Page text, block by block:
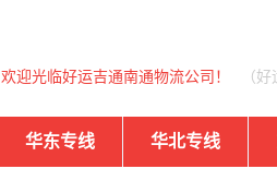
欢迎光临好运吉通南通物流公司！ （
华东专线 华北专线